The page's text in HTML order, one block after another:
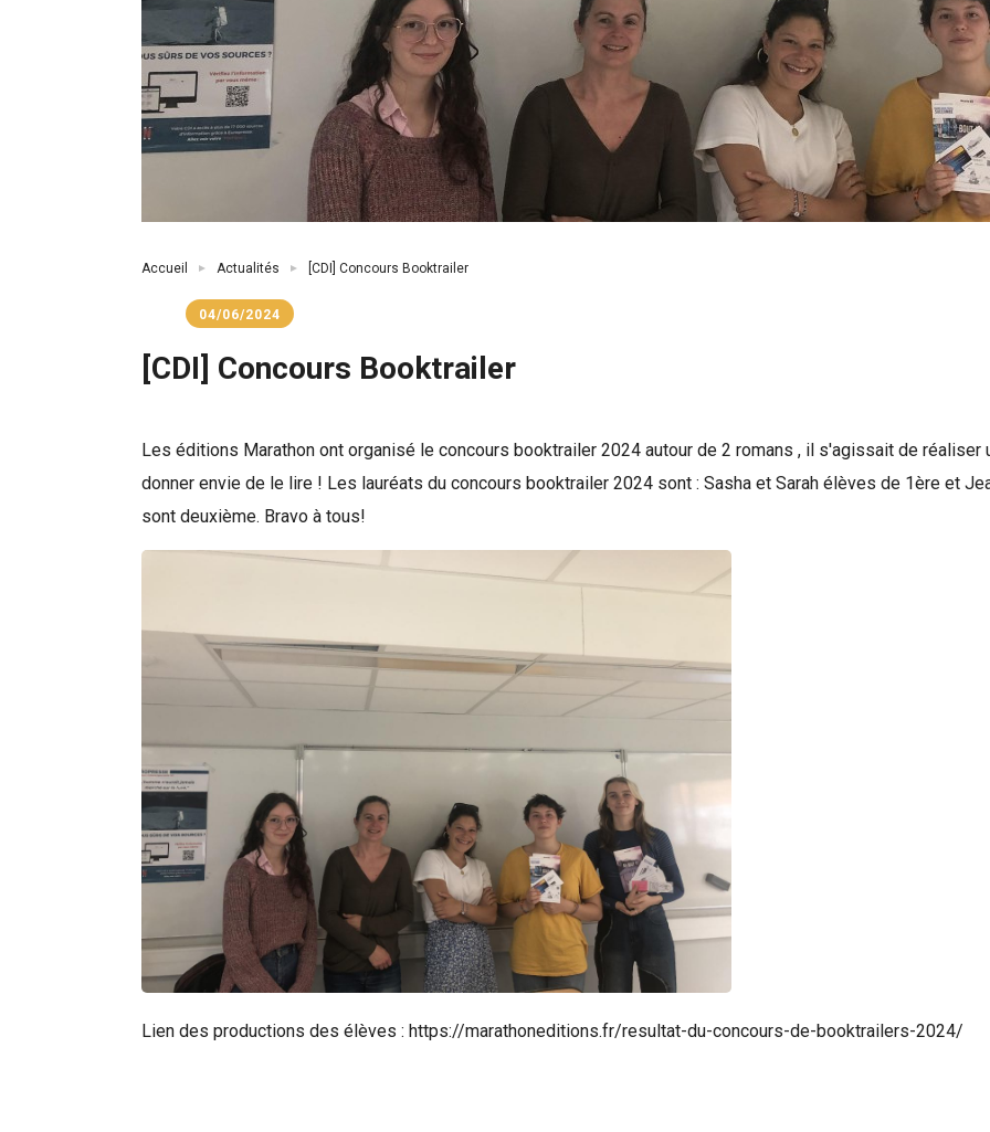
Fil
Accueil Actualités [CDI] Concours Booktrailer
04/06/2024
[CDI] Concours Booktrailer
Les éditions Marathon ont organisé le concours booktrailer 2024 autour de 2 romans , il s'agissait de réaliser
donner envie de le lire ! Les lauréats du concours booktrailer 2024 sont : Sasha et Sarah élèves de 1ère et
sont deuxième. Bravo à tous!
Lien des productions des élèves : https://marathoneditions.fr/resultat-du-concours-de-booktrailers-2024/
Rechercher